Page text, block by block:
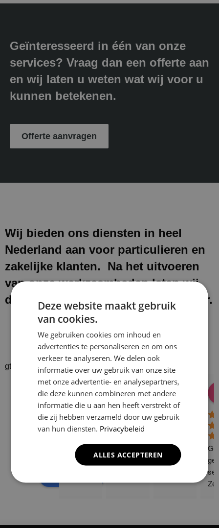
Geïnteresseerd in één van onze
services? Vraag dan een offerte aan
en wij laten u weten wat wij voor u
kunnen betekenen.
Offerte aanvragen
Wij bieden ons diensten in heel
Nederland aan voor particulieren en
zakelijke klanten. Na het uitvoeren
van onze werkzaamheden laten wij
de werkplek schoon en netjes achter.
gtrspvjgtroijvghtrs
Klusbedrijf CG
Company
4.9
powered by gle
Donald Vossen
08:28 17 Dec 24
Lisa Vlok
06:41 08 Oct 24 10:58 31
ge
Deze website maakt gebruik
van cookies.
We gebruiken cookies om inhoud en
advertenties te personaliseren en om ons
verkeer te analyseren. We delen ook
informatie over uw gebruik van onze site
met onze advertentie- en analysepartners,
die deze kunnen combineren met andere
informatie die u aan hen heeft verstrekt of
die zij hebben verzameld door uw gebruik
van hun diensten. Privacybeleid
ALLES ACCEPTEREN